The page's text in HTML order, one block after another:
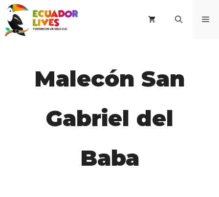
Saltar
contenido
Malecón San
Gabriel del
Baba